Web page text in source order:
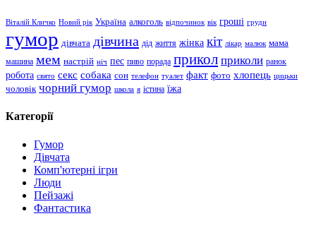
Віталій Кличко Новий рік Україна алкоголь відпочинок вік гроші груди
гумор дівчата дівчина дід життя жінка кіт лікар малюк мама
машина мем настрій ніч пес пиво порада прикол приколи ранок
робота свято секс собака сон телефон туалет факт фото хлопець цицьки
чоловік чорний гумор школа я істина їжа
Категорії
Гумор
Дівчата
Комп'ютерні ігри
Люди
Пейзажі
Фантастика